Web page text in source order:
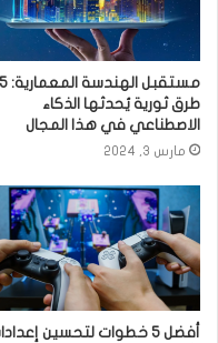
مستقبل الهندسة المعمارية: 5
طرق ثورية يُحدثها الذكاء
الاصطناعي في هذا المجال
مارس 3, 2024
أفضل 5 خطوات لتحسين